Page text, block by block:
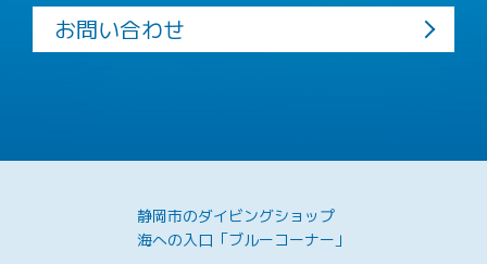
お問い合わせ
静岡市のダイビングショップ
海への入口「ブルーコーナー」